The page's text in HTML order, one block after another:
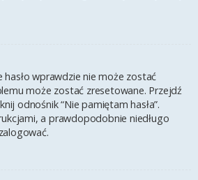
wprawdzie nie może zostać
może zostać zresetowane. Przejdź
odnośnik “Nie pamiętam hasła”.
a prawdopodobnie niedługo